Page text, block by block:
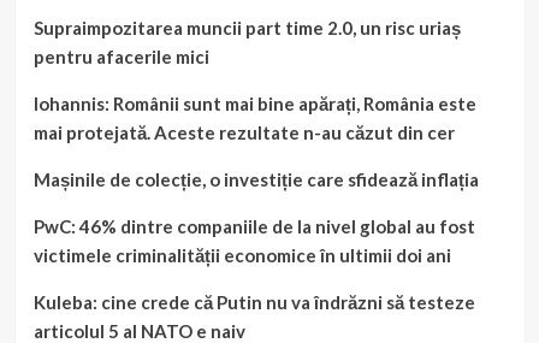
Supraimpozitarea muncii part time 2.0, un risc uriaș
pentru afacerile mici
Iohannis: Românii sunt mai bine apărați, România este
mai protejată. Aceste rezultate n-au căzut din cer
Mașinile de colecție, o investiție care sfidează inflația
PwC: 46% dintre companiile de la nivel global au fost
victimele criminalității economice în ultimii doi ani
Kuleba: cine crede că Putin nu va îndrăzni să testeze
articolul 5 al NATO e naiv